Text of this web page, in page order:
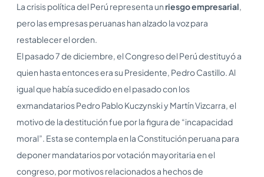
La crisis política del Perú representa unriesgo empresarial,
pero las empresas peruanas han alzado la voz para
restablecer el orden.
El pasado 7 de diciembre, el Congreso del Perú destituyó a
quien hasta entonces era su Presidente, Pedro Castillo. Al
igual que había sucedido en el pasado con los
exmandatarios Pedro Pablo Kuczynski y Martín Vizcarra, el
motivo de la destitución fue por la figura de “incapacidad
moral”. Esta se contempla en la Constitución peruana para
deponer mandatarios por votación mayoritaria en el
congreso, por motivos relacionados a hechos de